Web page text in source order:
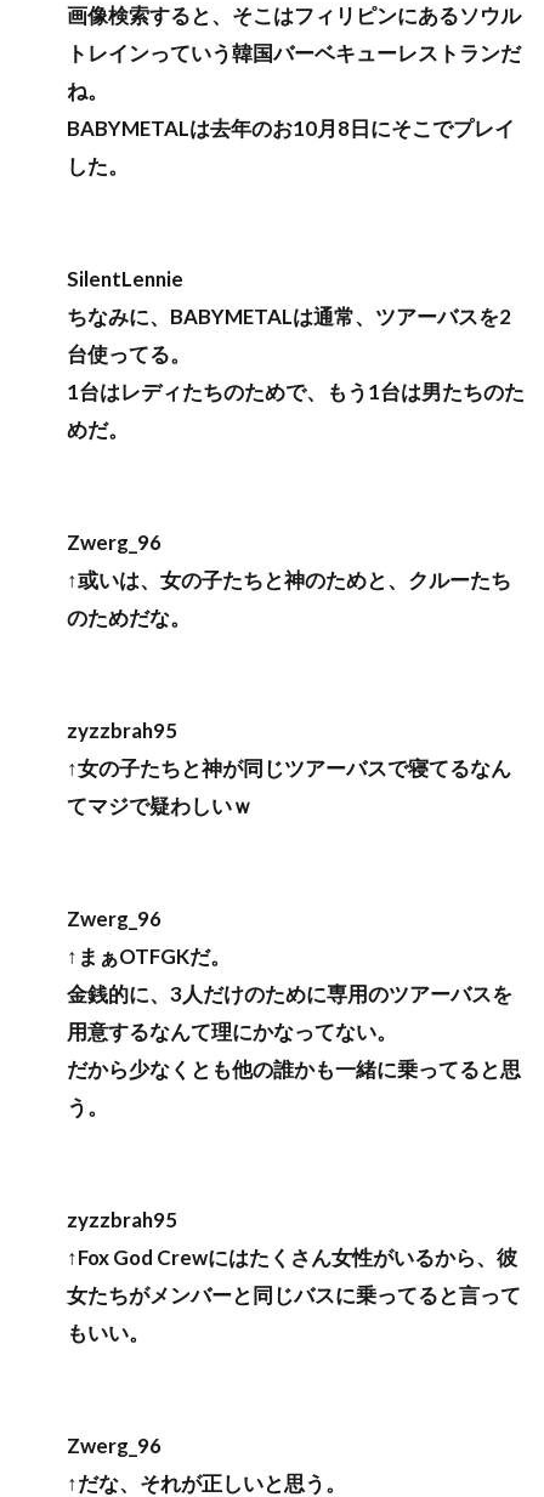
画像検索すると、そこはフィリピンにあるソウル
トレインっていう韓国バーベキューレストランだ
ね。
BABYMETALは去年のお10月8日にそこでプレイ
した。
SilentLennie
ちなみに、BABYMETALは通常、ツアーバスを2
台使ってる。
1台はレディたちのためで、もう1台は男たちのた
めだ。
Zwerg_96
↑或いは、女の子たちと神のためと、クルーたち
のためだな。
zyzzbrah95
↑女の子たちと神が同じツアーバスで寝てるなん
てマジで疑わしいｗ
Zwerg_96
↑まぁOTFGKだ。
金銭的に、3人だけのために専用のツアーバスを
用意するなんて理にかなってない。
だから少なくとも他の誰かも一緒に乗ってると思
う。
zyzzbrah95
↑Fox God Crewにはたくさん女性がいるから、彼
女たちがメンバーと同じバスに乗ってると言って
もいい。
Zwerg_96
↑だな、それが正しいと思う。